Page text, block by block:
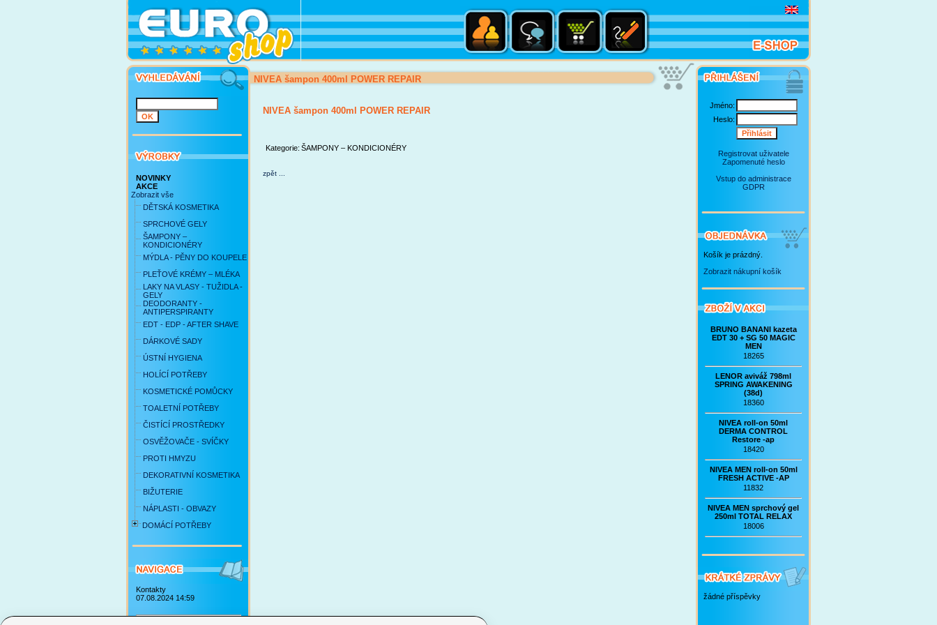
NOVINKY
AKCE
Zobrazit vše
DĚTSKÁ KOSMETIKA
SPRCHOVÉ GELY
ŠAMPONY –
KONDICIONÉRY
MÝDLA - PĚNY DO KOUPELE
PLEŤOVÉ KRÉMY – MLÉKA
LAKY NA VLASY - TUŽIDLA -
GELY
DEODORANTY -
ANTIPERSPIRANTY
EDT - EDP - AFTER SHAVE
DÁRKOVÉ SADY
ÚSTNÍ HYGIENA
HOLÍCÍ POTŘEBY
KOSMETICKÉ POMŮCKY
TOALETNÍ POTŘEBY
ČISTÍCÍ PROSTŘEDKY
OSVĚŽOVAČE - SVÍČKY
PROTI HMYZU
DEKORATIVNÍ KOSMETIKA
BIŽUTERIE
NÁPLASTI - OBVAZY
DOMÁCÍ POTŘEBY
Kontakty
07.08.2024 14:59
NIVEA šampon 400ml POWER REPAIR
NIVEA šampon 400ml POWER REPAIR
Kategorie: ŠAMPONY – KONDICIONÉRY
zpět ...
Jméno:
Heslo:
Registrovat uživatele
Zapomenuté heslo
Vstup do administrace
GDPR
Košík je prázdný.
Zobrazit nákupní košík
BRUNO BANANI kazeta
EDT 30 + SG 50 MAGIC
MEN
18265
LENOR aviváž 798ml
SPRING AWAKENING
(38d)
18360
NIVEA roll-on 50ml
DERMA CONTROL
Restore -ap
18420
NIVEA MEN roll-on 50ml
FRESH ACTIVE -AP
11832
NIVEA MEN sprchový gel
250ml TOTAL RELAX
18006
žádné příspěvky